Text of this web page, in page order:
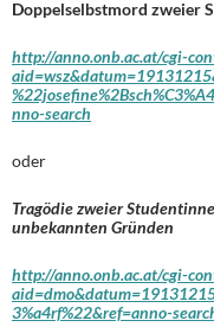
Doppelselbstmord zweier
http://anno.onb.ac.at/cgi-
nno-search
oder
Tragödie zweier
unbekannten Gründen
http://anno.onb.ac.at/cgi-
3%a4rf%22&ref=anno-